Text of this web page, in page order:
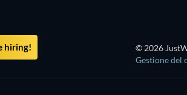
hiring! © 2026
Gestione del